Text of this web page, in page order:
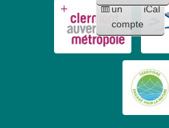
un
compte
iCal